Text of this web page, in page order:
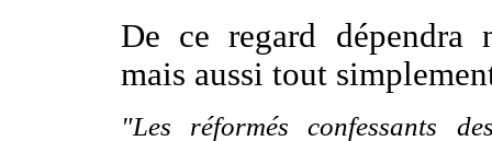
De ce regard dépendra
mais aussi tout
"Les réformés confessants